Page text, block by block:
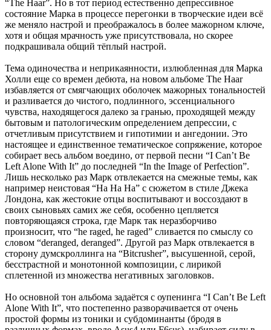
“The Haar”. Но в тот период естественно депрессивное
состояние Марка в процессе перегонки в творческие идеи всё
же меняло настрой и преображалось в более мажорном ключе,
хотя и общая мрачность уже присутствовала, но скорее
подкрашивала общий тёплый настрой.
Тема одиночества и неприкаянности, излюбленная для Марка
Холли еще со времен дебюта, на новом альбоме The Haar
избавляется от смягчающих оболочек мажорных тональностей
и разливается до чистого, подлинного, эссенциального
чувства, находящегося далеко за гранью, проходящей между
бытовым и патологическим определением депрессии, с
отчетливым присутствием и гипотимии и ангедонии. Это
настоящее и единственное тематическое сопряжение, которое
собирает весь альбом воедино, от первой песни “I Can’t Be
Left Alone With It” до последней “In the Image of Perfection”.
Лишь несколько раз Марк отвлекается на смежные темы, как
например неистовая “Ha Ha Ha” с сюжетом в стиле Джека
Лондона, как жестокие отцы воспитывают и воссоздают в
своих сыновьях самих же себя, особенно цепляется
повторяющаяся строка, где Марк так неразборчиво
произносит, что “he raged, he raged” сливается по смыслу со
словом “deranged, deranged”. Другой раз Марк отвлекается в
сторону думскроллинга на “Bitcrusher”, высушенной, серой,
бесстрастной и монотонной композиции, с лирикой
сплетенной из множества негативных заголовков.
Но основной тон альбома задаётся с оупенинга “I Can’t Be Left
Alone With It”, что постепенно разворачивается от очень
простой формы из тоники и субдоминанты (бродя в